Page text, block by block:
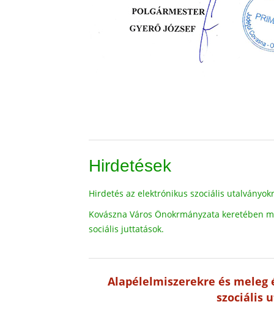
Hirdetések
Hirdetés az elektrónikus szociális
Kovászna Város Önokrmányzata keretében
sociális juttatások.
Alapélelmiszerekre és
szociális